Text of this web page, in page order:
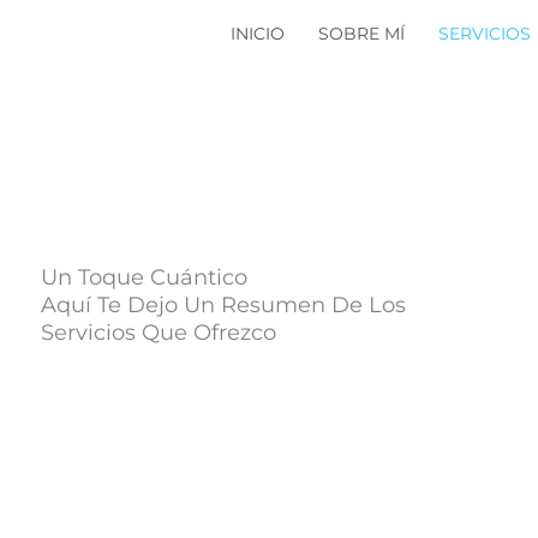
INICIO SOBRE MÍ SERVICIOS
Un Toque Cuántico
Aquí Te Dejo Un Resumen De Los
Servicios Que Ofrezco